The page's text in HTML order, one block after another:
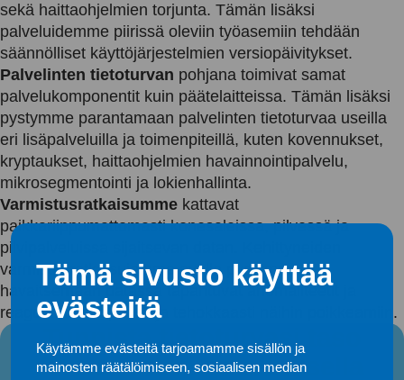
Tämä sivusto käyttää
evästeitä
Käytämme evästeitä tarjoamamme sisällön ja
mainosten räätälöimiseen, sosiaalisen median
sekä haittaohjelmien torjunta. Tämän lisäksi
palveluidemme piirissä oleviin työasemiin tehdään
säännölliset käyttöjärjestelmien versiopäivitykset.
Palvelinten tietoturvan pohjana toimivat samat
palvelukomponentit kuin päätelaitteissa. Tämän lisäksi
pystymme parantamaan palvelinten tietoturvaa useilla
eri lisäpalveluilla ja toimenpiteillä, kuten kovennukset,
kryptaukset, haittaohjelmien havainnointipalvelu,
mikrosegmentointi ja lokienhallinta.
Varmistusratkaisumme kattavat
paikkariippumattomasti konesaleissa, pilvessä ja
pilvipalveluissa sijaitsevan datan. Kehittyneiden
varmistusratkaisujemme avulla pystymme
havaitsemaan datassa tapahtuvat anomaliteetit ja
reagoimaan nopeasti ja tehokkaasti näihin poikkeamiin.
Tunnista tietoturvasi taso
Kybermittarikartoituksella